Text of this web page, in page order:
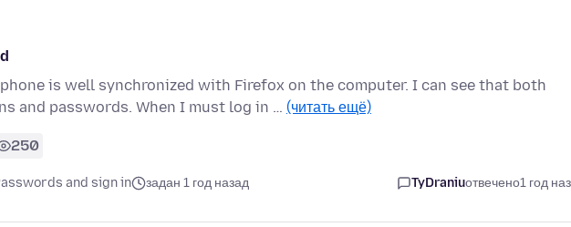
is well synchronized with Firefox on the computer. I can see that both
and passwords. When I must log in … (читать ещё)
250
and sign in задан 1 год назад TyDraniuотвечено1 год